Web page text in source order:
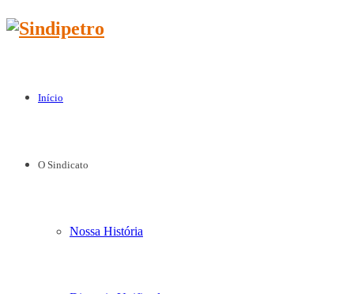
Início
O Sindicato
Nossa História